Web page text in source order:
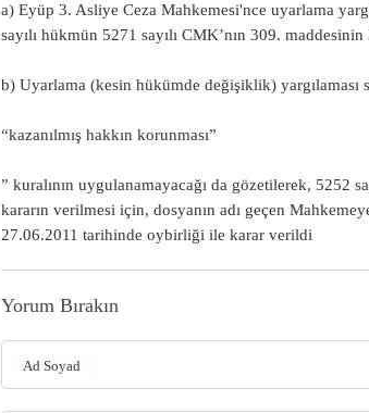
a) Eyüp 3. Asliye Ceza Mahkemesi'nce uyarlama
sayılı hükmün 5271 sayılı CMK’nın 309.
b) Uyarlama (kesin hükümde değişiklik)
“kazanılmış hakkın korunması”
” kuralının uygulanamayacağı da gözetilerek, 5252
kararın verilmesi için, dosyanın adı geçen
27.06.2011 tarihinde oybirliği ile karar verildi
Yorum Bırakın
Ad Soyad